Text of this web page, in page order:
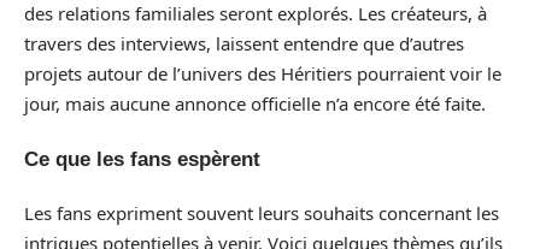
des relations familiales seront explorés. Les créateurs, à
travers des interviews, laissent entendre que d’autres
projets autour de l’univers des Héritiers pourraient voir le
jour, mais aucune annonce officielle n’a encore été faite.
Ce que les fans espèrent
Les fans expriment souvent leurs souhaits concernant les
intrigues potentielles à venir. Voici quelques thèmes qu’ils